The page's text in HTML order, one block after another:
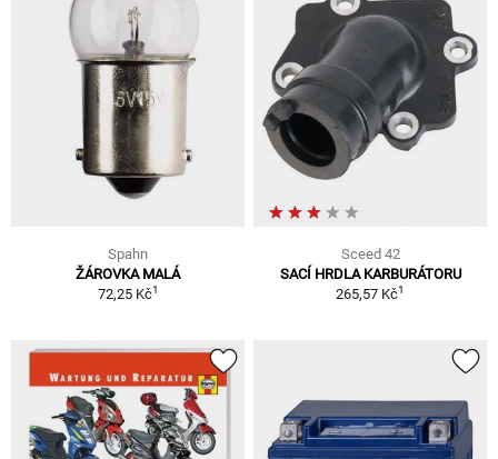
Spahn
ŽÁROVKA MALÁ
72,25 Kč1
Sceed 42
SACÍ HRDLA KARBURÁTORU
265,57 Kč1